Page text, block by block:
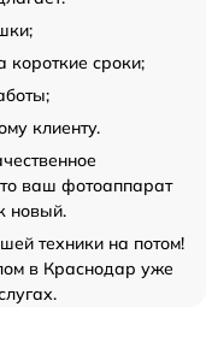
короткие сроки;
клиенту.
ваш фотоаппарат
новый.
техники на потом!
в Краснодар уже